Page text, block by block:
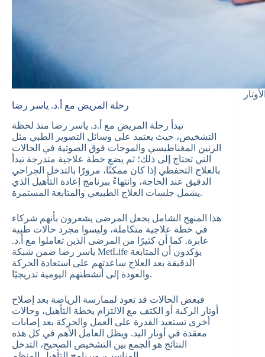
رحلة المريض مع أ.د. ياسر رضا
تبدأ رحلة المريض مع أ.د. ياسر رضا منذ لحظة
التشخيص، حيث يعتمد على وسائل التصوير الطبي مثل
الرنين المغناطيسي والموجات فوق الصوتية في الحالات
التي تحتاج إلى ذلك؛ ثم يضع خطة علاجية متدرجة تبدأ
بالعلاج التحفظي إذا كان ممكنًا، مرورًا بالتدخل الجراحي
الدقيق عند الحاجة، وانتهاءً ببرنامج إعادة التأهيل الذي
يشمل جلسات العلاج الطبيعي والمتابعة المستمرة.
هذا المنهج الشامل يجعل المرضى يشعرون بأنهم شركاء
في خطة علاجية متكاملة، وليسوا مجرد حالات طبية
عابرة. كما أن كثيرًا من المرضى الذين تعاملوا مع أ.د.
ياسر رضا ضمن شبكة MetLife يؤكدون أن المتابعة
الدقيقة بعد العلاج ساعدتهم على استعادة الحركة
والعودة إلى أنشطتهم اليومية تدريجيًا.
فبعض الحالات قد تعود لممارسة الرياضة بعد إصلاح
أوتار الركبة أو الكتف مع الالتزام بخطة التأهيل، وحالات
أخرى تستعيد القدرة على العمل والحركة بعد إصابات
معقدة في أوتار اليد. ويظل العامل الأهم في كل هذه
النتائج هو الجمع بين التشخيص الصحيح، التدخل